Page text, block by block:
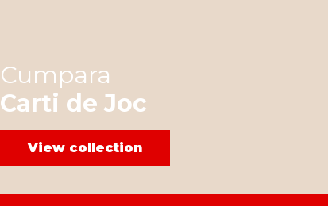
Cumpara
Carti de Joc
View collection